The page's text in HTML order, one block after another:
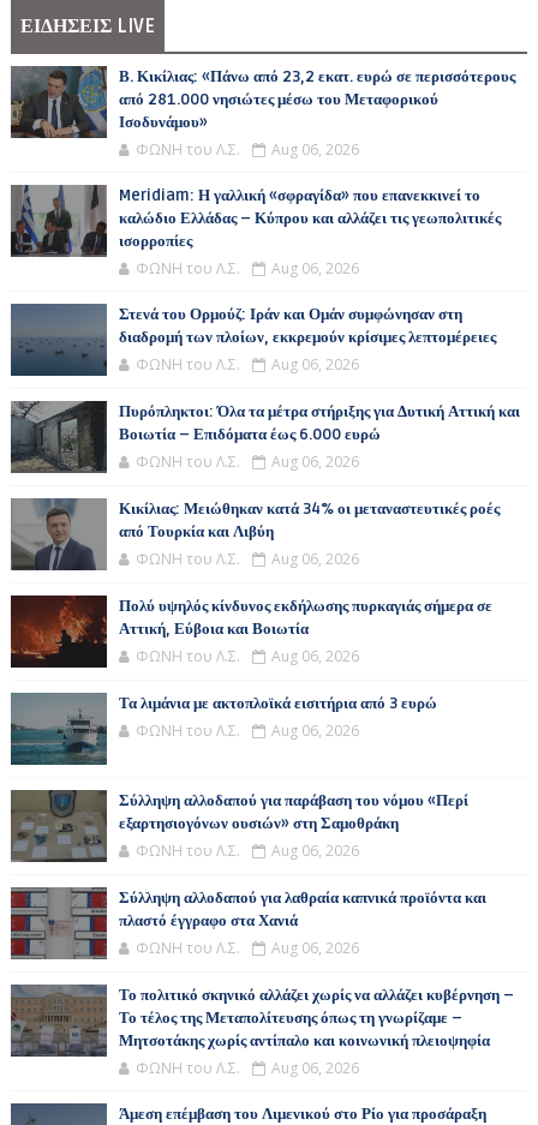
ΕΙΔΗΣΕΙΣ LIVE
Β. Κικίλιας: «Πάνω από 23,2 εκατ. ευρώ σε περισσότερους
από 281.000 νησιώτες μέσω του Μεταφορικού
Ισοδυνάμου»
ΦΩΝΗ του Λ.Σ. Aug 06, 2026
Meridiam: Η γαλλική «σφραγίδα» που επανεκκινεί το
καλώδιο Ελλάδας – Κύπρου και αλλάζει τις γεωπολιτικές
ισορροπίες
ΦΩΝΗ του Λ.Σ. Aug 06, 2026
Στενά του Ορμούζ: Ιράν και Ομάν συμφώνησαν στη
διαδρομή των πλοίων, εκκρεμούν κρίσιμες λεπτομέρειες
ΦΩΝΗ του Λ.Σ. Aug 06, 2026
Πυρόπληκτοι: Όλα τα μέτρα στήριξης για Δυτική Αττική και
Βοιωτία – Επιδόματα έως 6.000 ευρώ
ΦΩΝΗ του Λ.Σ. Aug 06, 2026
Κικίλιας: Μειώθηκαν κατά 34% οι μεταναστευτικές ροές
από Τουρκία και Λιβύη
ΦΩΝΗ του Λ.Σ. Aug 06, 2026
Πολύ υψηλός κίνδυνος εκδήλωσης πυρκαγιάς σήμερα σε
Αττική, Εύβοια και Βοιωτία
ΦΩΝΗ του Λ.Σ. Aug 06, 2026
Τα λιμάνια με ακτοπλοϊκά εισιτήρια από 3 ευρώ
ΦΩΝΗ του Λ.Σ. Aug 06, 2026
Σύλληψη αλλοδαπού για παράβαση του νόμου «Περί
εξαρτησιογόνων ουσιών» στη Σαμοθράκη
ΦΩΝΗ του Λ.Σ. Aug 06, 2026
Σύλληψη αλλοδαπού για λαθραία καπνικά προϊόντα και
πλαστό έγγραφο στα Χανιά
ΦΩΝΗ του Λ.Σ. Aug 06, 2026
Το πολιτικό σκηνικό αλλάζει χωρίς να αλλάζει κυβέρνηση –
Το τέλος της Μεταπολίτευσης όπως τη γνωρίζαμε –
Μητσοτάκης χωρίς αντίπαλο και κοινωνική πλειοψηφία
ΦΩΝΗ του Λ.Σ. Aug 06, 2026
Άμεση επέμβαση του Λιμενικού στο Ρίο για προσάραξη